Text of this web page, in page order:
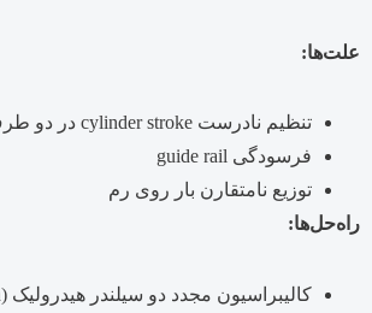
علت‌ها:
تنظیم نادرست cylinder stroke در دو طرف
فرسودگی guide rail
توزیع نامتقارن بار روی رم
راه‌حل‌ها:
کالیبراسیون مجدد دو سیلندر هیدرولیک (synchronization)